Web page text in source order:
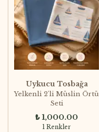
Uykucu Tosbağa
Yelkenli 2'li Müslin Örtü
Seti
₺ 1,000.00
1 Renkler